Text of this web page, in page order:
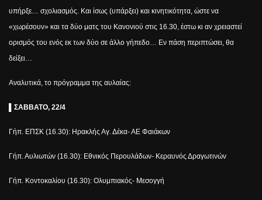
υπήρξε… σχολιασμός. Και ίσως (υπάρξει) και κινητικότητα, ώστε να
«χωρέσουν» και τα δύο ματς του Κανονιού στις 16.30, έστω κι αν χρειαστεί
ορισμός του ενός εκ των δύο σε άλλο γήπεδο… Εν πάση περιπτώσει, θα
δείξει…
Αναλυτικά, το πρόγραμμα της αυλαίας:
▌ΣΑΒΒΑΤΟ, 22/4
Γήπ. ΕΠΣΚ (16.30): Ηρακλής Αγ. Δέκα- ΑΕ Φαιάκων
Γήπ. Αυλιωτών (16.30): Εθνικός Περουλάδων- Κεραυνός Δραγωτινών
Γήπ. Κοντοκαλίου (16.30): Ολυμπιακός- Μεσογγή